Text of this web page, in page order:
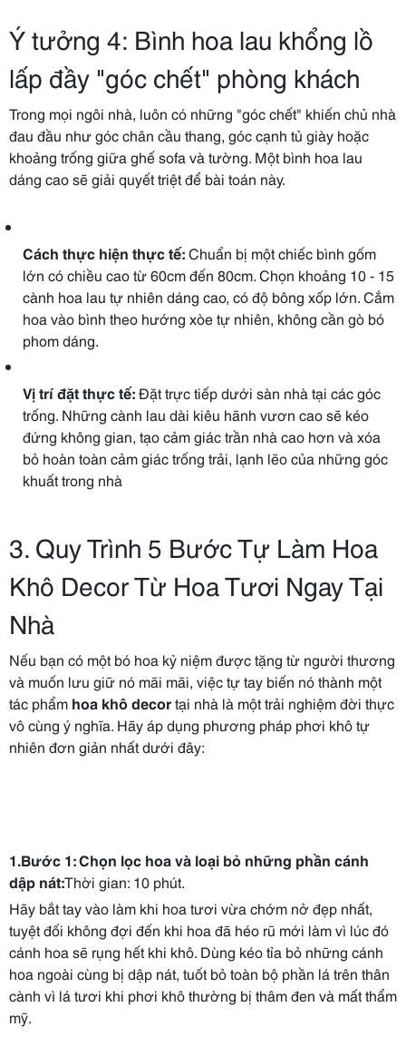
Ý tưởng 4: Bình hoa lau khổng lồ
lấp đầy "góc chết" phòng khách
Trong mọi ngôi nhà, luôn có những "góc chết" khiến chủ nhà
đau đầu như góc chân cầu thang, góc cạnh tủ giày hoặc
khoảng trống giữa ghế sofa và tường. Một bình hoa lau
dáng cao sẽ giải quyết triệt để bài toán này.
Cách thực hiện thực tế:Chuẩn bị một chiếc bình gốm
lớn có chiều cao từ 60cm đến 80cm. Chọn khoảng 10 - 15
cành hoa lau tự nhiên dáng cao, có độ bông xốp lớn. Cắm
hoa vào bình theo hướng xòe tự nhiên, không cần gò bó
phom dáng.
Vị trí đặt thực tế:Đặt trực tiếp dưới sàn nhà tại các góc
trống. Những cành lau dài kiêu hãnh vươn cao sẽ kéo
đứng không gian, tạo cảm giác trần nhà cao hơn và xóa
bỏ hoàn toàn cảm giác trống trải, lạnh lẽo của những góc
khuất trong nhà
3. Quy Trình 5 Bước Tự Làm Hoa
Khô Decor Từ Hoa Tươi Ngay Tại
Nhà
Nếu bạn có một bó hoa kỷ niệm được tặng từ người thương
và muốn lưu giữ nó mãi mãi, việc tự tay biến nó thành một
tác phẩm hoa khô decortại nhà là một trải nghiệm đời thực
vô cùng ý nghĩa. Hãy áp dụng phương pháp phơi khô tự
nhiên đơn giản nhất dưới đây:
1.Bước 1: Chọn lọc hoa và loại bỏ những phần cánh
dập nát:Thời gian: 10 phút.
Hãy bắt tay vào làm khi hoa tươi vừa chớm nở đẹp nhất,
tuyệt đối không đợi đến khi hoa đã héo rũ mới làm vì lúc đó
cánh hoa sẽ rụng hết khi khô. Dùng kéo tỉa bỏ những cánh
hoa ngoài cùng bị dập nát, tuốt bỏ toàn bộ phần lá trên thân
cành vì lá tươi khi phơi khô thường bị thâm đen và mất thẩm
mỹ.